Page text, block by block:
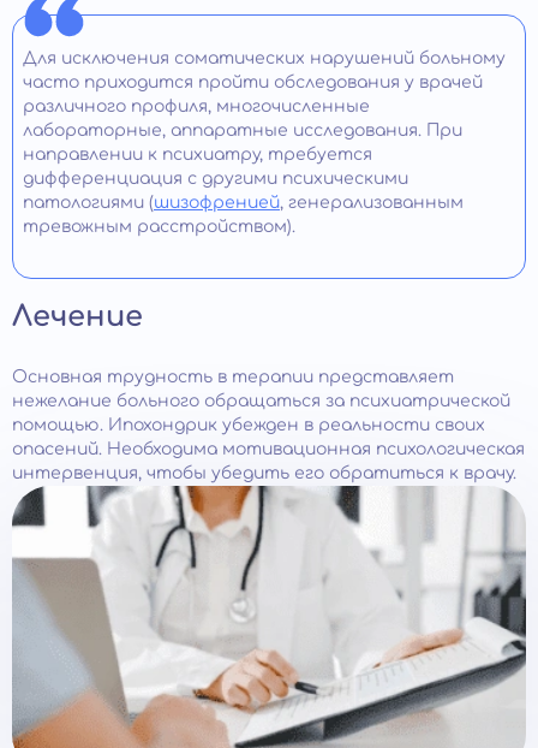
Для исключения соматических нарушений больному
часто приходится пройти обследования у врачей
различного профиля, многочисленные
лабораторные, аппаратные исследования. При
направлении к психиатру, требуется
дифференциация с другими психическими
патологиями (шизофренией, генерализованным
тревожным расстройством).
Лечение
Основная трудность в терапии представляет
нежелание больного обращаться за психиатрической
помощью. Ипохондрик убежден в реальности своих
опасений. Необходима мотивационная психологическая
интервенция, чтобы убедить его обратиться к врачу.